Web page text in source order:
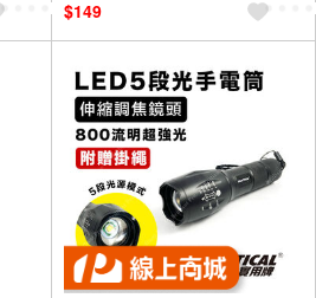
（運費不算在 2000 元的範圍
內）
單品享9折
$149